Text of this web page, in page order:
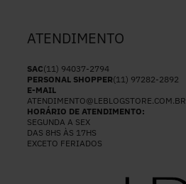
ATENDIMENTO
SAC(11) 94037-2794
PERSONAL SHOPPER(11) 97282-2892
E-MAIL
ATENDIMENTO@LEBLOGSTORE.COM.BR
HORÁRIO DE ATENDIMENTO:
SEGUNDA A SEX
DAS 8HS ÀS 17HS
EXCETO FERIADOS